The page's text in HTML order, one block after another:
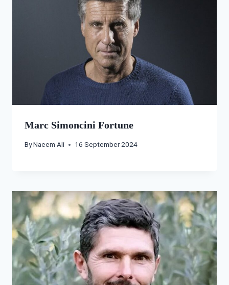
Marc Simoncini Fortune
ByNaeem Ali 16 September 2024